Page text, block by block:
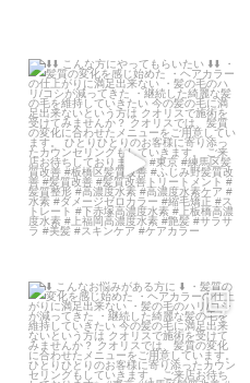
こんな方にやってもらいたい
・髪質の変化を感じ始めた...
3月 23
こんなお悩みがある方に
・髪質の変化を感じ始めた...